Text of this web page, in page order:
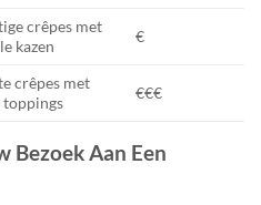
crêpes met
kazen
€
crêpes met
toppings
€€€
Bezoek Aan Een